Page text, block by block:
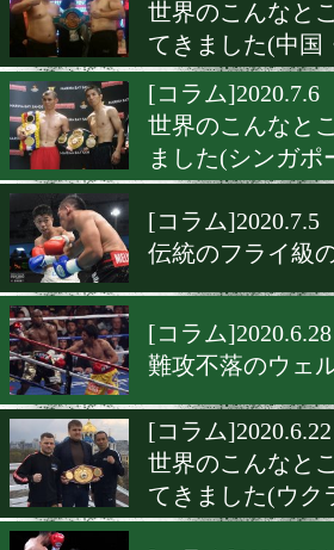
緊急アンケ
相手は?
[コラム
世界のこん
ました(フ
編)
世界のこ
てきました
[コラム
世界のこん
ました(シン